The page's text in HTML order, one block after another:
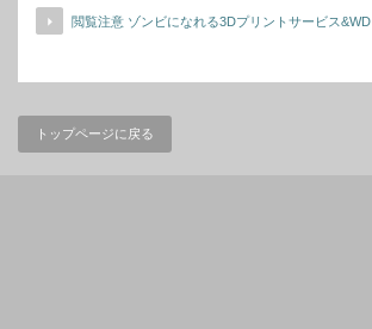
閲覧注意 ゾンビになれる3Dプリントサービス
トップページに戻る